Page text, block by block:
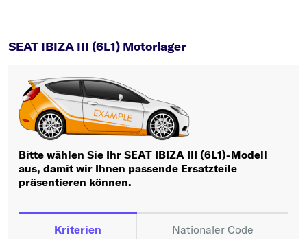
Wo finde ich die?
Oder
Oder Fahrzeugauswahl nach Kriterien:
Hersteller wählen
Modell wählen
Typ wählen
SEAT IBIZA III (6L1) Motorlager
Bitte wählen Sie Ihr SEAT IBIZA III (6L1)-Modell
aus, damit wir Ihnen passende Ersatzteile
präsentieren können.
Kriterien Nationaler Code